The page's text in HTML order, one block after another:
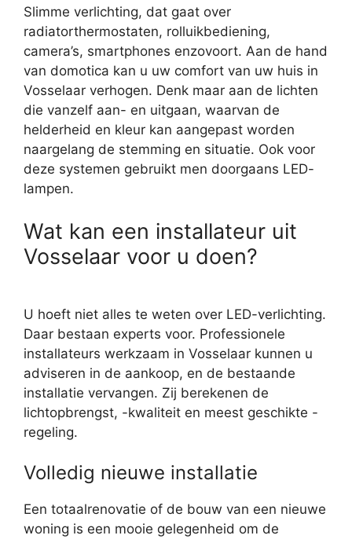
Slimme verlichting, dat gaat over
radiatorthermostaten, rolluikbediening,
camera’s, smartphones enzovoort. Aan de hand
van domotica kan u uw comfort van uw huis in
Vosselaar verhogen. Denk maar aan de lichten
die vanzelf aan- en uitgaan, waarvan de
helderheid en kleur kan aangepast worden
naargelang de stemming en situatie. Ook voor
deze systemen gebruikt men doorgaans LED-
lampen.
Wat kan een installateur uit
Vosselaar voor u doen?
U hoeft niet alles te weten over LED-verlichting.
Daar bestaan experts voor. Professionele
installateurs werkzaam in Vosselaar kunnen u
adviseren in de aankoop, en de bestaande
installatie vervangen. Zij berekenen de
lichtopbrengst, -kwaliteit en meest geschikte -
regeling.
Volledig nieuwe installatie
Een totaalrenovatie of de bouw van een nieuwe
woning is een mooie gelegenheid om de